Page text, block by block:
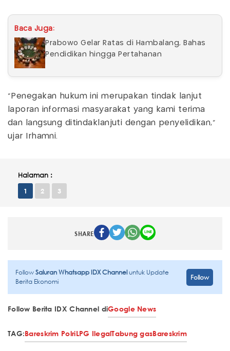
Baca Juga:
Prabowo Gelar Ratas di Hambalang, Bahas
Pendidikan hingga Pertahanan
“Penegakan hukum ini merupakan tindak lanjut
laporan informasi masyarakat yang kami terima
dan langsung ditindaklanjuti dengan penyelidikan,”
ujar Irhamni.
Halaman :
1 2 3
SHARE
FollowSaluran Whatsapp IDX Channeluntuk Update
Berita Ekonomi
Follow
Follow Berita IDX Channel diGoogle News
TAG:Bareskrim PolriLPG IlegalTabung gasBareskrim